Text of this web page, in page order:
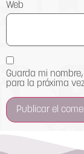
Web
Guarda mi
para la próxima